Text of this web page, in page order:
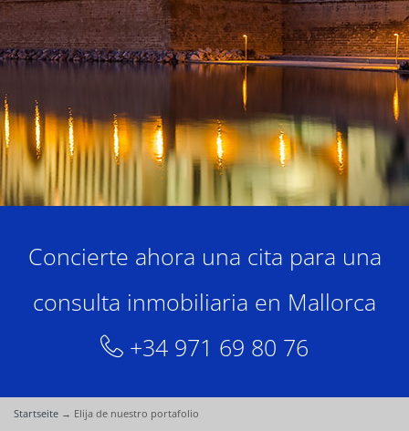
Concierte ahora una cita para una
consulta inmobiliaria en Mallorca
+34 971 69 80 76
Startseite → Elija de nuestro portafolio